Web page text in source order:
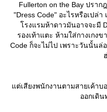
Fullerton on the Bay ปรา
"Dress Code" อะไรหรือเปล่า
รงแรมห้าดาวมันอาจจะมี
รองเท้าแตะ ห้ามใส่กางเกง
Code ก็จะไม่ไป เพราะวันนั้นล่
ต่เสียงพนักงานตามสายเค้าบ
ออกเดิ